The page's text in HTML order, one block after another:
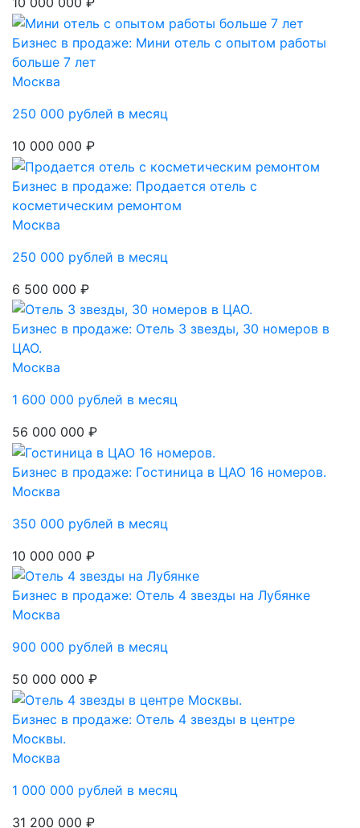
Бизнес в продаже: Мини отель с опытом работы
больше 7 лет
Москва
250 000 рублей в месяц
10 000 000 ₽
Бизнес в продаже: Продается отель с
коcмeтичecким peмонтом
Москва
250 000 рублей в месяц
6 500 000 ₽
Бизнес в продаже: Отель 3 звезды, 30 номеров в
ЦАО.
Москва
1 600 000 рублей в месяц
56 000 000 ₽
Бизнес в продаже: Гостиница в ЦАО 16 номеров.
Москва
350 000 рублей в месяц
10 000 000 ₽
Бизнес в продаже: Отель 4 звезды на Лубянке
Москва
900 000 рублей в месяц
50 000 000 ₽
Бизнес в продаже: Отель 4 звезды в центре
Москвы.
Москва
1 000 000 рублей в месяц
31 200 000 ₽